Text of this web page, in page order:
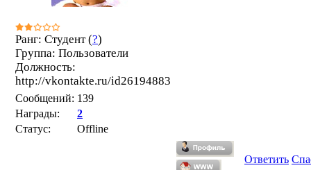
Ранг: Студент (?)
Группа: Пользователи
Должность:
http://vkontakte.ru/id26194883
Сообщений: 139
Награды:
2
Статус:
Offline
Ответить